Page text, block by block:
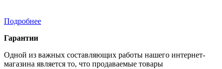
Подробнее
Гарантии
Одной из важных составляющих работы нашего интернет-
магазина является то, что продаваемые товары